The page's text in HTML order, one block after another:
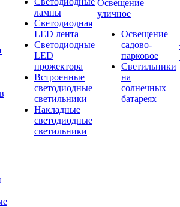
лампы
Светодиодная
LED лента
Светодиодные
LED
прожектора
Встроенные
светодиодные
светильники
Накладные
светодиодные
светильники
Освещение
уличное
Освещение
садово-
парковое
Светильники
на
солнечных
батареях